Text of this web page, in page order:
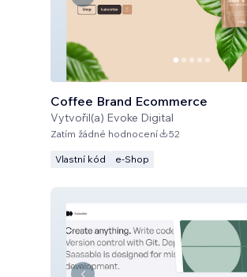
Coffee Brand Ecommerce
Vytvořil(a) Evoke Digital
Zatím žádné hodnocení 52
Vlastní kód e‑Shop